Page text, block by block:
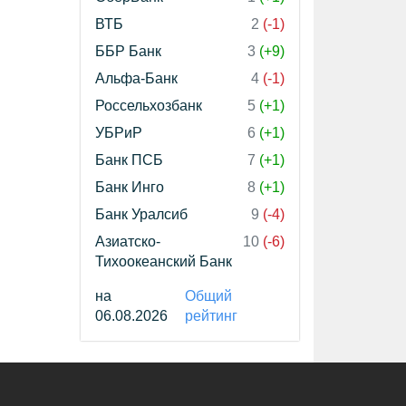
ВТБ
2 (-1)
ББР Банк
3 (+9)
Альфа-Банк
4 (-1)
Россельхозбанк
5 (+1)
УБРиР
6 (+1)
Банк ПСБ
7 (+1)
Банк Инго
8 (+1)
Банк Уралсиб
9 (-4)
Азиатско-
Тихоокеанский Банк
10 (-6)
на
06.08.2026
Общий
рейтинг